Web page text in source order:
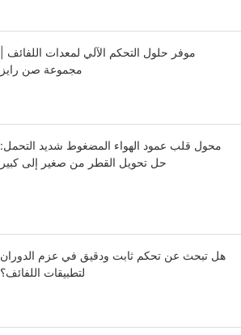
موفر حلول التحكم الآلي لمعدات اللفائف |
مجموعة صن رايز
محول قلب عمود الهواء المضغوط شديد التحمل:
حل تحويل القطر من صغير إلى كبير
هل تبحث عن تحكم ثابت ودقيق في عزم الدوران
لتطبيقات اللفائف؟